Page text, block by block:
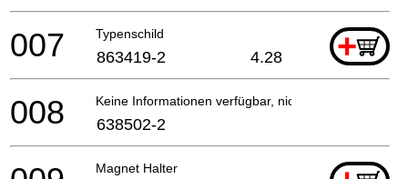
Typenschild +
007 863419-2 4.28
Keine Informationen verfügbar, nicht bestellbar
008 638502-2
Magnet Halter